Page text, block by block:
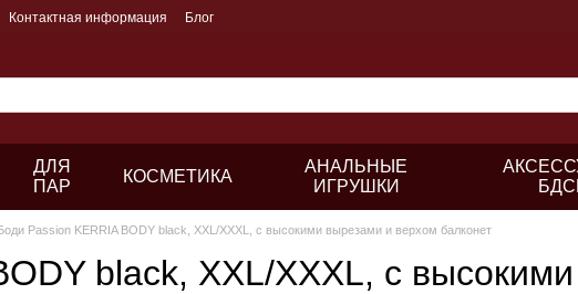
Контактная информация Блог
ДЛЯ
ПАР
КОСМЕТИКА
АНАЛЬНЫЕ
ИГРУШКИ
Passion KERRIA BODY black, XXL/XXXL, с высокими вырезами и верхом балконет
black, XXL/XXXL, с